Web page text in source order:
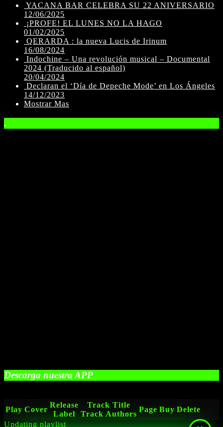
YACANA BAR CELEBRA SU 22 ANIVERSARIO
12/06/2025
¡PROFE! EL LUNES NO LA HAGO
01/02/2025
QERARDA : la nueva Lucis de Irinum
16/08/2024
Indochine – Una revolución musical – Documental
2024 (Traducido al español)
20/04/2024
Declaran el ‘Día de Depeche Mode’ en Los Ángeles
14/12/2023
Mostrar Mas
.
Descarga nuestra APP
Play Cover
Release
Label
Track Title
Track Authors
Page Buy Delete
Updating playlist